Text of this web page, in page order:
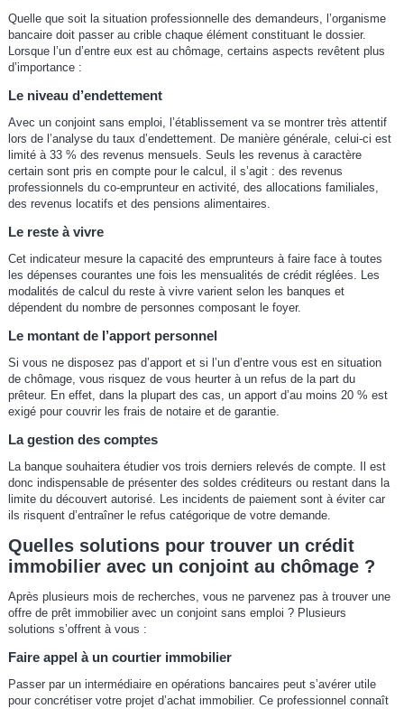
Quelle que soit la situation professionnelle des demandeurs, l’organisme
bancaire doit passer au crible chaque élément constituant le dossier.
Lorsque l’un d’entre eux est au chômage, certains aspects revêtent plus
d’importance :
Le niveau d’endettement
Avec un conjoint sans emploi, l’établissement va se montrer très attentif
lors de l’analyse du taux d’endettement. De manière générale, celui-ci est
limité à 33 % des revenus mensuels. Seuls les revenus à caractère
certain sont pris en compte pour le calcul, il s’agit : des revenus
professionnels du co-emprunteur en activité, des allocations familiales,
des revenus locatifs et des pensions alimentaires.
Le reste à vivre
Cet indicateur mesure la capacité des emprunteurs à faire face à toutes
les dépenses courantes une fois les mensualités de crédit réglées. Les
modalités de calcul du reste à vivre varient selon les banques et
dépendent du nombre de personnes composant le foyer.
Le montant de l’apport personnel
Si vous ne disposez pas d’apport et si l’un d’entre vous est en situation
de chômage, vous risquez de vous heurter à un refus de la part du
prêteur. En effet, dans la plupart des cas, un apport d’au moins 20 % est
exigé pour couvrir les frais de notaire et de garantie.
La gestion des comptes
La banque souhaitera étudier vos trois derniers relevés de compte. Il est
donc indispensable de présenter des soldes créditeurs ou restant dans la
limite du découvert autorisé. Les incidents de paiement sont à éviter car
ils risquent d’entraîner le refus catégorique de votre demande.
Quelles solutions pour trouver un crédit
immobilier avec un conjoint au chômage ?
Après plusieurs mois de recherches, vous ne parvenez pas à trouver une
offre de prêt immobilier avec un conjoint sans emploi ? Plusieurs
solutions s’offrent à vous :
Faire appel à un courtier immobilier
Passer par un intermédiaire en opérations bancaires peut s’avérer utile
pour concrétiser votre projet d’achat immobilier. Ce professionnel connaît